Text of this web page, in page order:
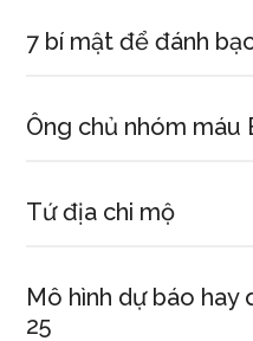
7 bí mật để đánh
Ông chủ nhóm máu
Tứ địa chi mộ
Mô hình dự báo hay
25